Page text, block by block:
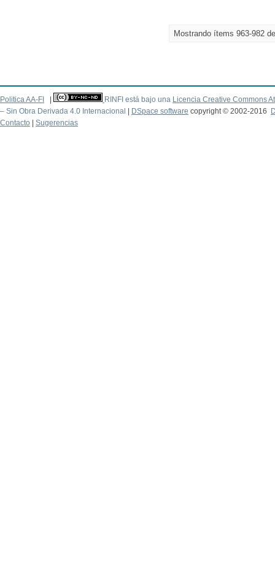
Mostrando ítems 963-982
Politica AA-FI RINFI está bajo una Licencia Creative Commons
– Sin Obra Derivada 4.0 Internacional
DSpace software copyright © 2002-2016
Contacto
Sugerencias